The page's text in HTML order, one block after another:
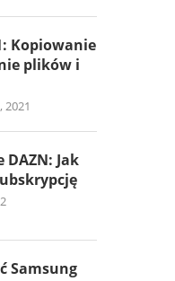
Kopiowanie
plików i
2021
Jak
Samsung